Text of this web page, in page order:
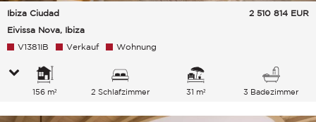
Ibiza Ciudad
Eivissa Nova, Ibiza
2 510 814 EUR
V1381IB Verkauf Wohnung
156 m² 2 Schlafzimmer 31 m² 3 Badezimmer